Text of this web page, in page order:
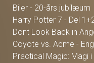
Biler - 20-års jubilæum
Harry Potter 7 - Del
Dont Look Back in
Coyote vs. Acme -
Practical Magic: Magi i